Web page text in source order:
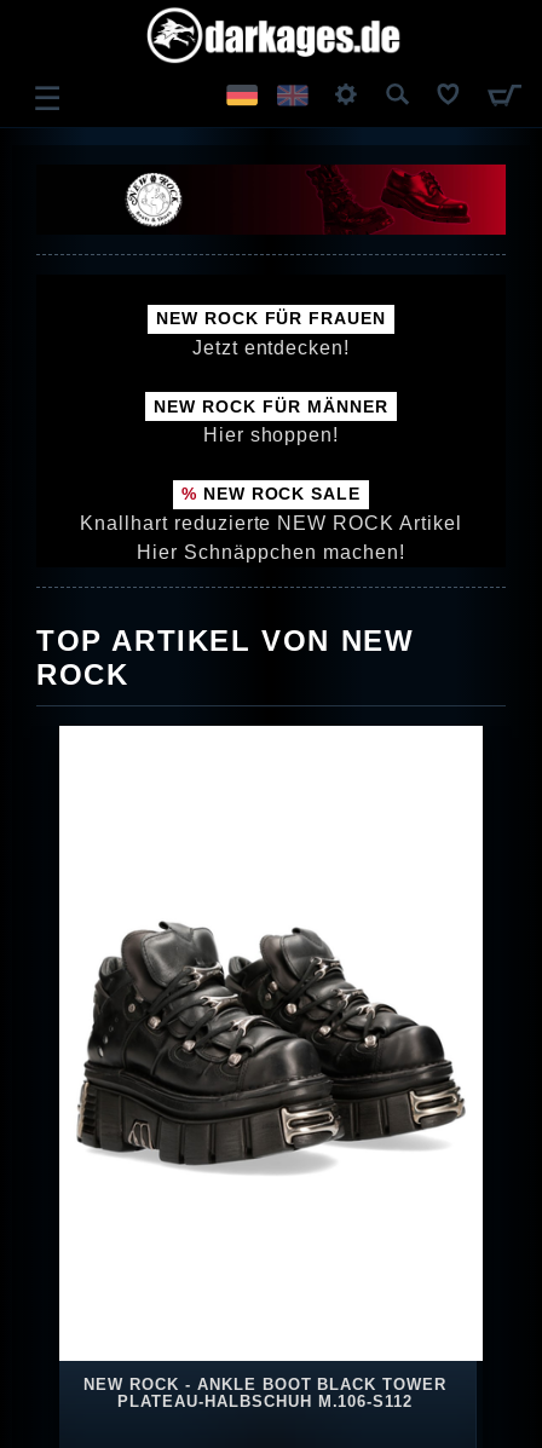
☰
REGISTRIEREN
NEW ROCK FÜR FRAUEN
Jetzt entdecken!
NEW ROCK FÜR MÄNNER
Hier shoppen!
NEW ROCK SALE
Knallhart reduzierte NEW ROCK Artikel
Hier Schnäppchen machen!
TOP ARTIKEL VON NEW
ROCK
NEW ROCK - ANKLE BOOT BLACK TOWER
PLATEAU-HALBSCHUH M.106-S112